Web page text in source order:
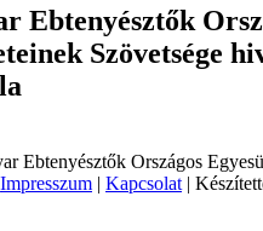
Ebtenyésztők
Szövetsége
Ebtenyésztők Országos
Impresszum | Kapcsolat |